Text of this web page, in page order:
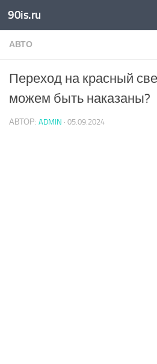
Skip to content
90is.ru
АВТО
Переход на красный
можем быть наказаны?
АВТОР: ADMIN · 05.09.2024